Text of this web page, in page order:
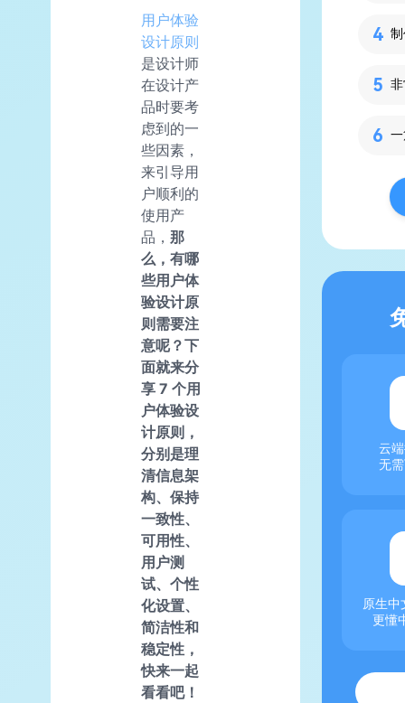
用户体验
设计原则
是设计师
在设计产
品时要考
虑到的一
些因素，
来引导用
户顺利的
使用产
品， 那
么，有哪
些用户体
验设计原
则需要注
意呢？下
面就来分
享 7 个用
户体验设
计原则，
分别是理
清信息架
构、保持
一致性、
可用性、
用户测
试、个性
化设置、
简洁性和
稳定性，
快来一起
看看吧！
云
无
原生中
更懂